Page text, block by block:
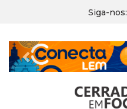
Siga-nos:
Previous